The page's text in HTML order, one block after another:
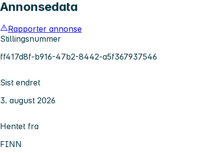
Annonsedata
Rapporter annonse
Stillingsnummer
ff417d8f-b916-47b2-8442-a5f367937546
Sist endret
3. august 2026
Hentet fra
FINN